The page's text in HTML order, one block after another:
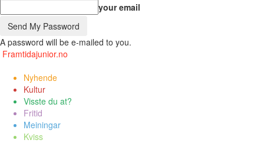
your email
A password will be e-mailed to you.
Framtidajunior.no
Nyhende
Kultur
Visste du at?
Fritid
Meiningar
Kviss